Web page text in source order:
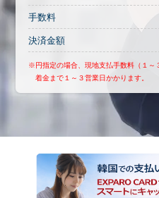
手数料
決済金額
※円指定の場合、現地支払手数料（１～
着金まで１～３営業日かかります。